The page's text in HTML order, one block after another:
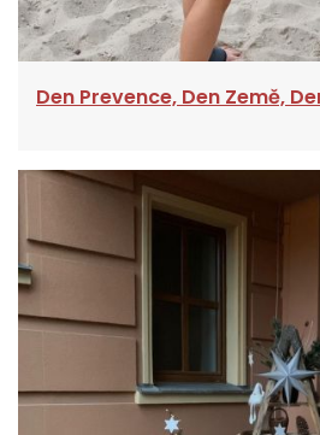
Den Prevence, Den Země,